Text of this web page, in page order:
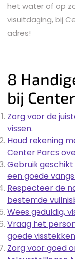
het water of op
visuitdaging, bij
adres!
8
bij
Zorg voor de
vissen.
Houd rekening
Center Parcs
Gebruik
een goede
Respecteer de
bestemde
Wees geduldig,
Vraag het
goede
Zorg voor goed